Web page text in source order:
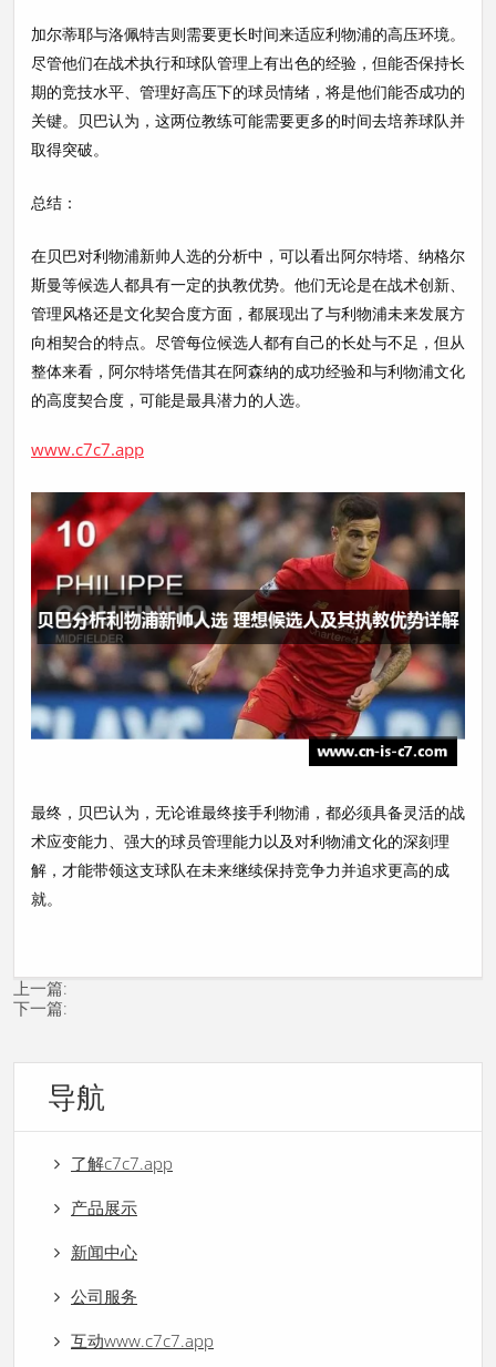
加尔蒂耶与洛佩特吉则需要更长时间来适应利物浦的高压环境。
尽管他们在战术执行和球队管理上有出色的经验，但能否保持长
期的竞技水平、管理好高压下的球员情绪，将是他们能否成功的
关键。贝巴认为，这两位教练可能需要更多的时间去培养球队并
取得突破。
总结：
在贝巴对利物浦新帅人选的分析中，可以看出阿尔特塔、纳格尔
斯曼等候选人都具有一定的执教优势。他们无论是在战术创新、
管理风格还是文化契合度方面，都展现出了与利物浦未来发展方
向相契合的特点。尽管每位候选人都有自己的长处与不足，但从
整体来看，阿尔特塔凭借其在阿森纳的成功经验和与利物浦文化
的高度契合度，可能是最具潜力的人选。
www.c7c7.app
最终，贝巴认为，无论谁最终接手利物浦，都必须具备灵活的战
术应变能力、强大的球员管理能力以及对利物浦文化的深刻理
解，才能带领这支球队在未来继续保持竞争力并追求更高的成
就。
上一篇:
下一篇:
导航
了解c7c7.app
产品展示
新闻中心
公司服务
互动www.c7c7.app